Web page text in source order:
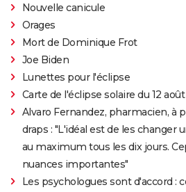
Nouvelle canicule
Orages
Mort de Dominique Frot
Joe Biden
Lunettes pour l'éclipse
Carte de l'éclipse solaire du 12 août
Alvaro Fernandez, pharmacien, à
draps : "L'idéal est de les changer
au maximum tous les dix jours.
nuances importantes"
Les psychologues sont d'accord :